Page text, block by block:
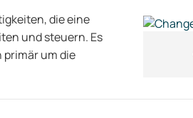
die eine
und steuern. Es
um die